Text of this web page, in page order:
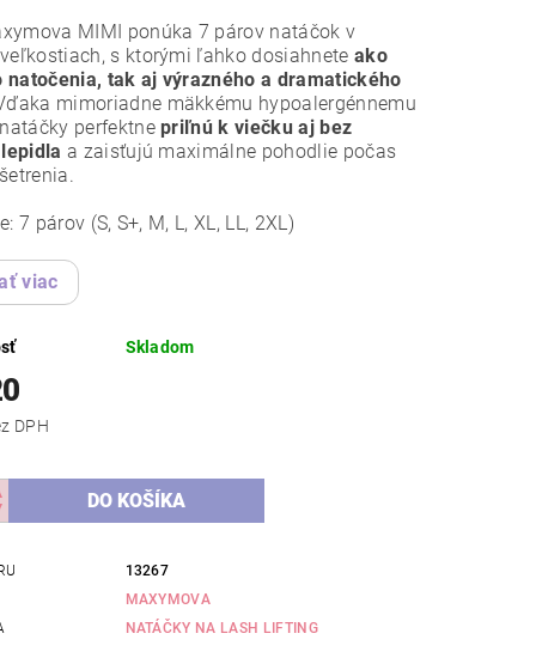
MIMI ponúka 7 párov natáčok v
s ktorými ľahko dosiahnete ako
natočenia, tak aj výrazného a dramatického
mimoriadne mäkkému hypoalergénnemu
perfektnepriľnú k viečku aj bez
a zaisťujú maximálne pohodlie počas
7 párov (S, S+, M, L, XL, LL, 2XL)
viac
Skladom
bez DPH
13267
MAXYMOVA
NATÁČKY NA LASH LIFTING